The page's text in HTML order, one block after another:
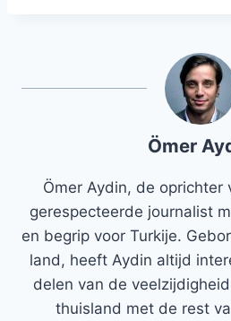
Ömer
Ömer Aydin, de oprichter
gerespecteerde journalist
en begrip voor Turkije.
land, heeft Aydin altijd
delen van de
thuisland met de rest